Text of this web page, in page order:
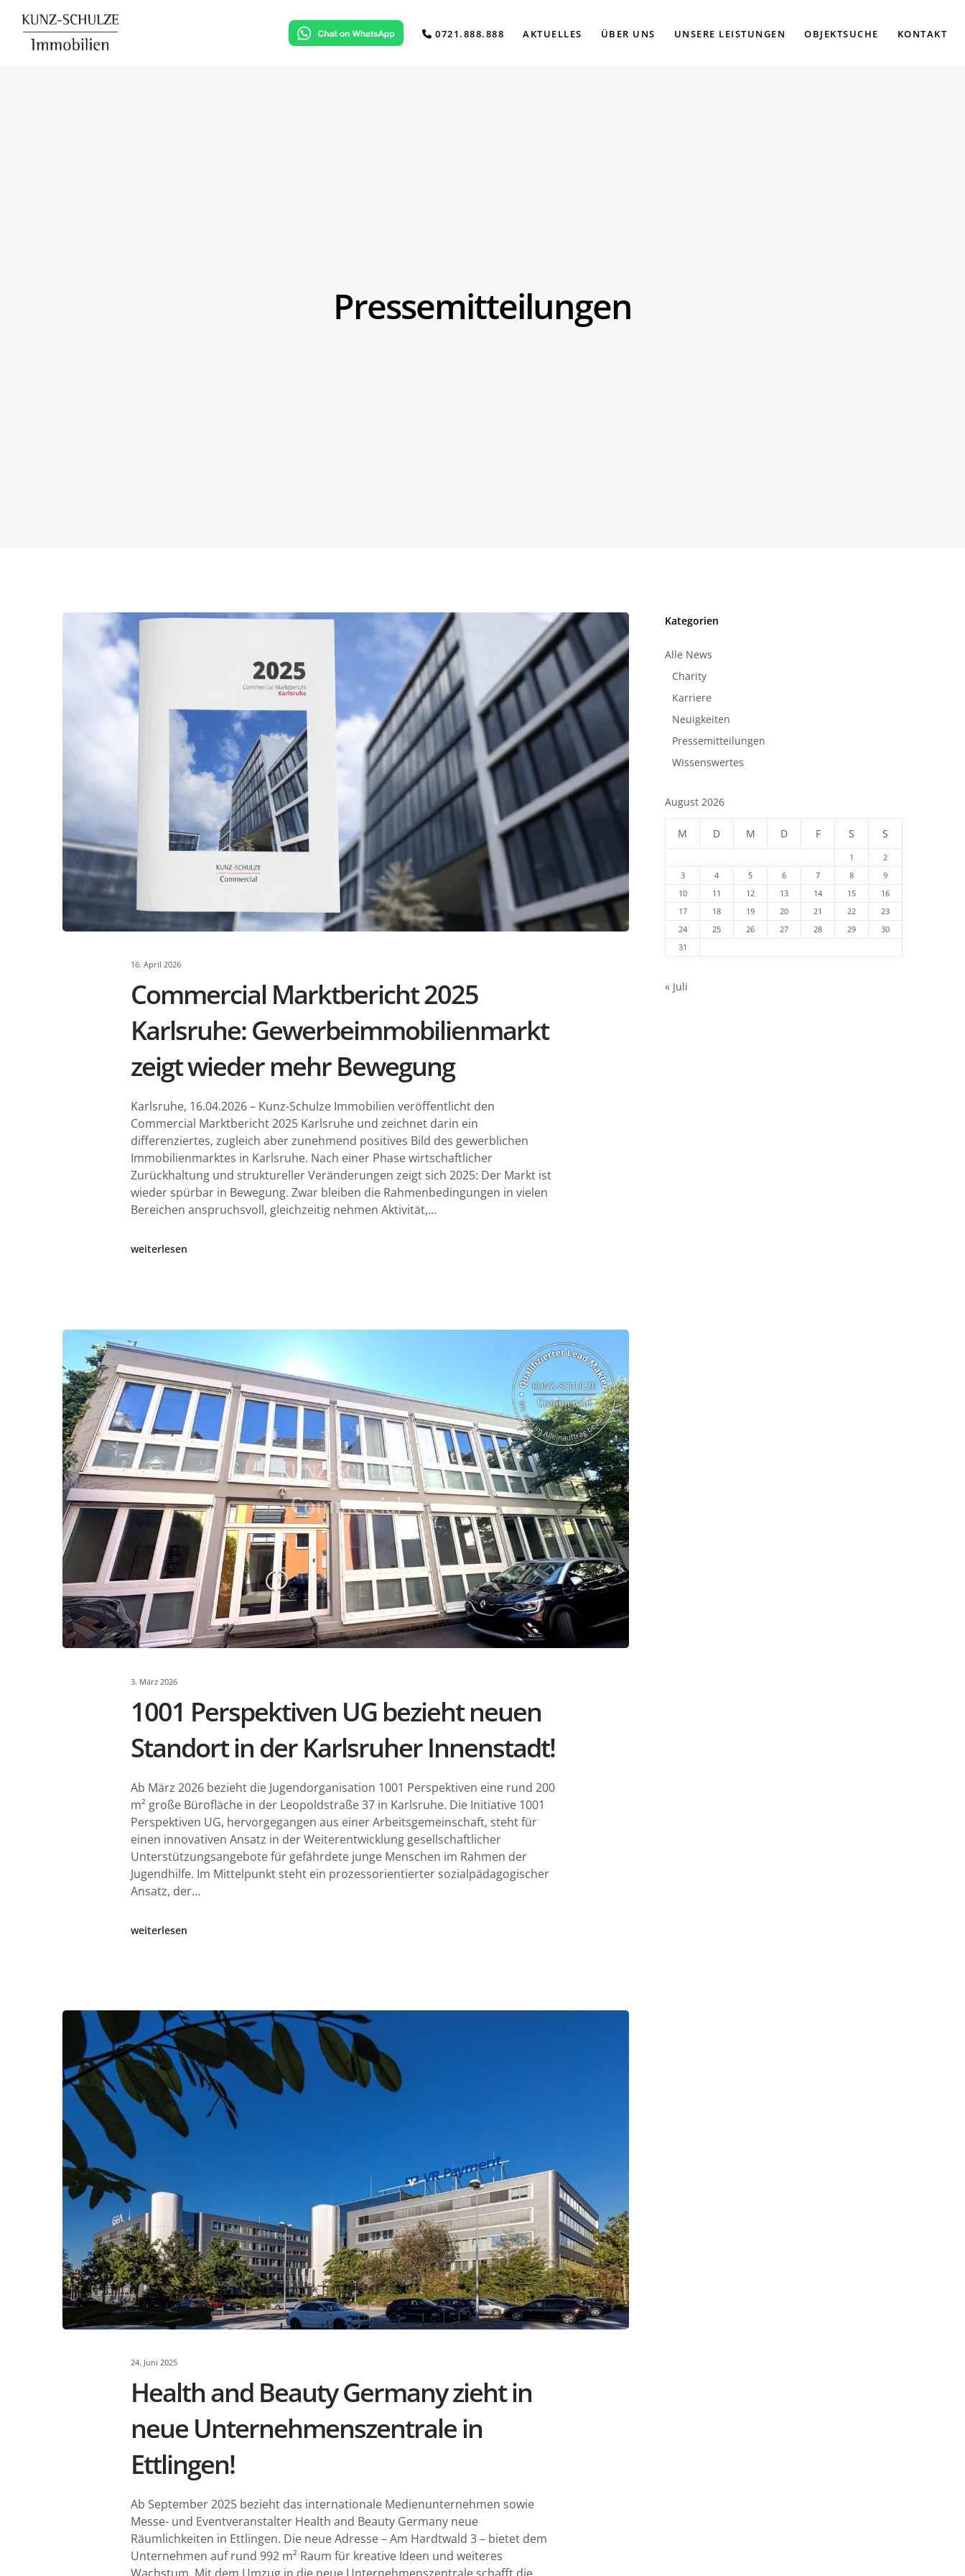
0721.888.888 AKTUELLES ÜBER UNS UNSERE LEISTUNGEN OBJEKTSUCHE KONTAKT
Pressemitteilungen
16. April 2026
Commercial Marktbericht 2025
Karlsruhe: Gewerbeimmobilienmarkt
zeigt wieder mehr Bewegung
Karlsruhe, 16.04.2026 – Kunz-Schulze Immobilien veröffentlicht den
Commercial Marktbericht 2025 Karlsruhe und zeichnet darin ein
differenziertes, zugleich aber zunehmend positives Bild des gewerblichen
Immobilienmarktes in Karlsruhe. Nach einer Phase wirtschaftlicher
Zurückhaltung und struktureller Veränderungen zeigt sich 2025: Der Markt ist
wieder spürbar in Bewegung. Zwar bleiben die Rahmenbedingungen in vielen
Bereichen anspruchsvoll, gleichzeitig nehmen Aktivität,…
weiterlesen
3. März 2026
1001 Perspektiven UG bezieht neuen
Standort in der Karlsruher Innenstadt!
Ab März 2026 bezieht die Jugendorganisation 1001 Perspektiven eine rund 200
m² große Bürofläche in der Leopoldstraße 37 in Karlsruhe. Die Initiative 1001
Perspektiven UG, hervorgegangen aus einer Arbeitsgemeinschaft, steht für
einen innovativen Ansatz in der Weiterentwicklung gesellschaftlicher
Unterstützungsangebote für gefährdete junge Menschen im Rahmen der
Jugendhilfe. Im Mittelpunkt steht ein prozessorientierter sozialpädagogischer
Ansatz, der…
weiterlesen
24. Juni 2025
Health and Beauty Germany zieht in
neue Unternehmenszentrale in
Ettlingen!
Ab September 2025 bezieht das internationale Medienunternehmen sowie
Messe- und Eventveranstalter Health and Beauty Germany neue
Räumlichkeiten in Ettlingen. Die neue Adresse – Am Hardtwald 3 – bietet dem
Unternehmen auf rund 992 m² Raum für kreative Ideen und weiteres
Kategorien
Alle News
Charity
Karriere
Neuigkeiten
Pressemitteilungen
Wissenswertes
August 2026
M D M D F S S
1
2
3
4 5 6 7 8
9
10
11 12 13 14 15
16
17
18 19 20 21 22
23
24
25 26 27 28 29
30
31
« Juli